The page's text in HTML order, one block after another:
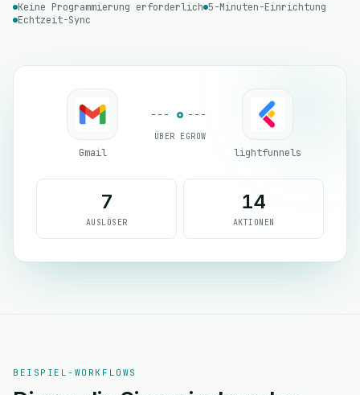
Keine Programmierung erforderlich 5-Minuten-Einrichtung
Echtzeit-Sync
Gmail
ÜBER EGROW
lightfunnels
7
AUSLÖSER
14
AKTIONEN
BEISPIEL-WORKFLOWS